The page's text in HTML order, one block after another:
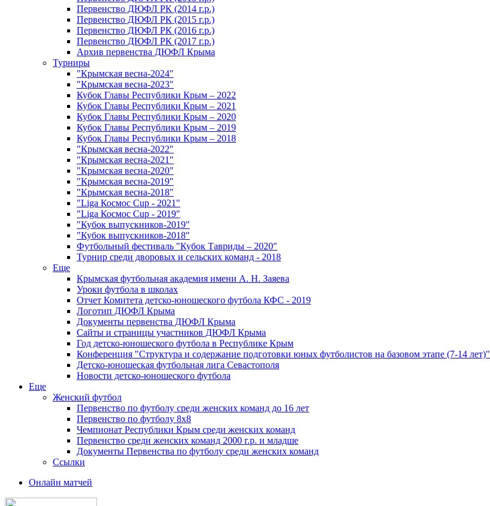
Первенство ДЮФЛ РК (2014 г.р.)
Первенство ДЮФЛ РК (2015 г.р.)
Первенство ДЮФЛ РК (2016 г.р.)
Первенство ДЮФЛ РК (2017 г.р.)
Архив первенства ДЮФЛ Крыма
Турниры
"Крымская весна-2024"
"Крымская весна-2023"
Кубок Главы Республики Крым – 2022
Кубок Главы Республики Крым – 2021
Кубок Главы Республики Крым – 2020
Кубок Главы Республики Крым – 2019
Кубок Главы Республики Крым – 2018
"Крымская весна-2022"
"Крымская весна-2021"
"Крымская весна-2020"
"Крымская весна-2019"
"Крымская весна-2018"
"Liga Космос Cup - 2021"
"Liga Космос Cup - 2019"
"Кубок выпускников-2019"
"Кубок выпускников-2018"
Футбольный фестиваль "Кубок Тавриды – 2020"
Турнир среди дворовых и сельских команд - 2018
Еще
Крымская футбольная академия имени А. Н. Заяева
Уроки футбола в школах
Отчет Комитета детско-юношеского футбола КФС - 2019
Логотип ДЮФЛ Крыма
Документы первенства ДЮФЛ Крыма
Сайты и страницы участников ДЮФЛ Крыма
Год детско-юношеского футбола в Республике Крым
Конференция "Структура и содержание подготовки юных футболистов на базовом этапе (7-14 лет)"
Детско-юношеская футбольная лига Севастополя
Новости детско-юношеского футбола
Еще
Женский футбол
Первенство по футболу среди женских команд до 16 лет
Первенство по футболу 8х8
Чемпионат Республики Крым среди женских команд
Первенство среди женских команд 2000 г.р. и младше
Документы Первенства по футболу среди женских команд
Ссылки
Онлайн матчей